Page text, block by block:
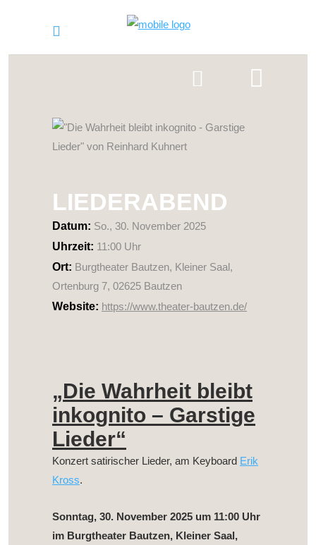
LIEDERABEND
Datum: So., 30. November 2025
Uhrzeit: 11:00 Uhr
Ort: Burgtheater Bautzen, Kleiner Saal,
Ortenburg 7, 02625 Bautzen
Website: https://www.theater-bautzen.de/
„Die Wahrheit bleibt
inkognito – Garstige
Lieder“
Konzert satirischer Lieder, am Keyboard Erik
Kross.
Sonntag, 30. November 2025 um 11:00 Uhr
im Burgtheater Bautzen, Kleiner Saal,